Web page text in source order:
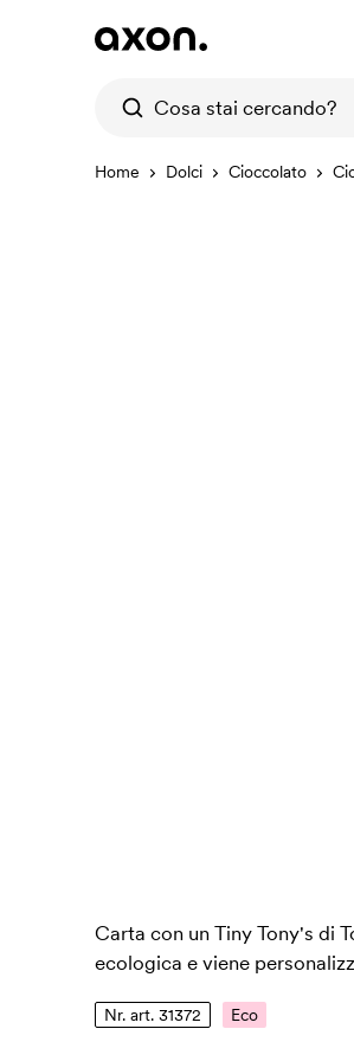
Home Dolci Cioccolato
Carta con un Tiny Tony's di
ecologica e viene
Nr. art. 31372 Eco